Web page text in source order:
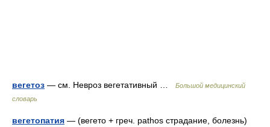
вегетоз — см. Невроз вегетативный …
Большой медицинский
словарь
вегетопатия — (вегето + греч. pathos страдание, болезнь)